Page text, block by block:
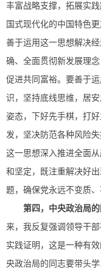
丰富战略支撑，拓展实
国式现代化的中国特色
善于运用这一思想解决
确、全面贯彻新发展理
促进共同富裕。要善于
识，坚持底线思维，居
姿态，下好先手棋，打
发，坚决防范各种风险
这一思想深入推进全面
和坚定，既注重解决好
题，确保党永远不变质、
第四， 中央政治局
来，我反复强调领导干
实践证明，这是一种有
央政治局的同志要带头